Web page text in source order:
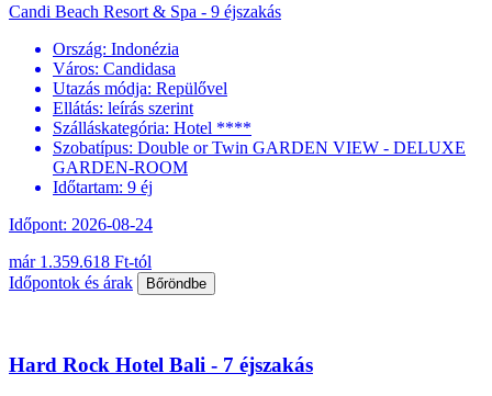
Candi Beach Resort & Spa - 9 éjszakás
Ország: Indonézia
Város: Candidasa
Utazás módja: Repülővel
Ellátás: leírás szerint
Szálláskategória: Hotel ****
Szobatípus: Double or Twin GARDEN VIEW - DELUXE
GARDEN-ROOM
Időtartam: 9 éj
Időpont: 2026-08-24
már 1.359.618 Ft-tól
Időpontok és árak
Bőröndbe
Hard Rock Hotel Bali - 7 éjszakás